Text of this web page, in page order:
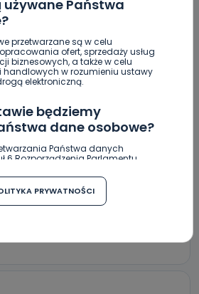
używane Państwa
przetwarzane są w celu
ofert, sprzedaży usług
biznesowych, a także w celu
handlowych w rozumieniu ustawy
elektroniczną.
będziemy
dane osobowe?
Państwa danych
6 Rozporządzenia Parlamentu
fizycznych w związku z
osobowych w sprawie
takich danych oraz uchylenia
cofnięcia zgody?
to związane z żadnymi
PRYWATNOŚCI
oni są od wszystkiego
i kota na drzewie
REPLY
REPLY